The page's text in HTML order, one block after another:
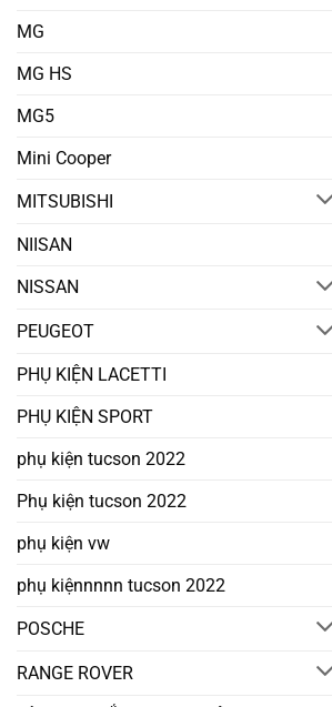
MG
MG HS
MG5
Mini Cooper
MITSUBISHI
NIISAN
NISSAN
PEUGEOT
PHỤ KIỆN LACETTI
PHỤ KIỆN SPORT
phụ kiện tucson 2022
Phụ kiện tucson 2022
phụ kiện vw
phụ kiệnnnnn tucson 2022
POSCHE
RANGE ROVER